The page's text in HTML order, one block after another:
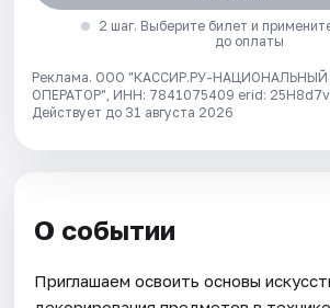
2 шаг. Выберите билет и
до оплаты
Реклама. ООО "КАССИР.РУ-
ОПЕРАТОР", ИНН: 7841075409 erid:
Действует до 31 августа 2026
О событии
Приглашаем освоить основы